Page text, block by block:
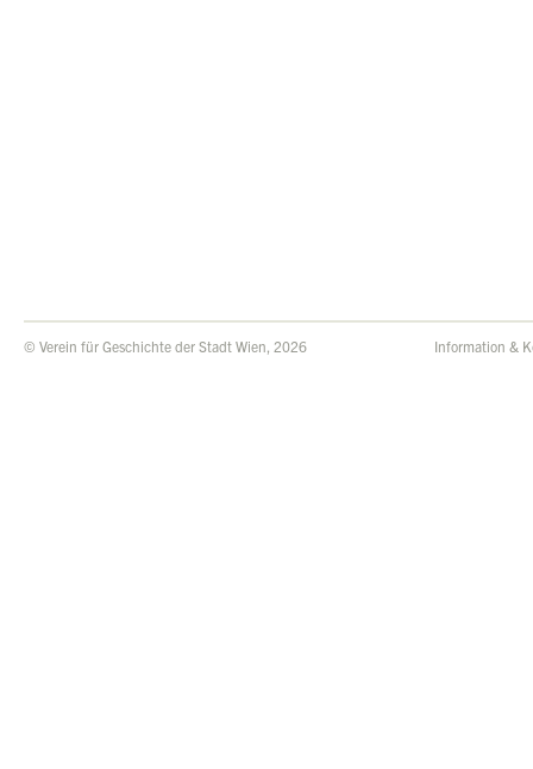
© Verein für Geschichte der Stadt Wien, 2026 Information &